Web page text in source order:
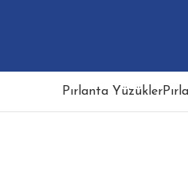
Pırlanta Yüzükler